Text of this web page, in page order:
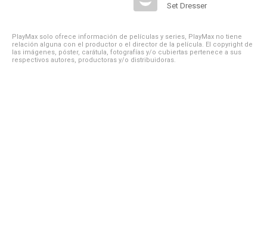
Set Dresser
PlayMax solo ofrece información de películas y series, PlayMax no tiene
relación alguna con el productor o el director de la película. El copyright de
las imágenes, póster, carátula, fotografías y/o cubiertas pertenece a sus
respectivos autores, productoras y/o distribuidoras.